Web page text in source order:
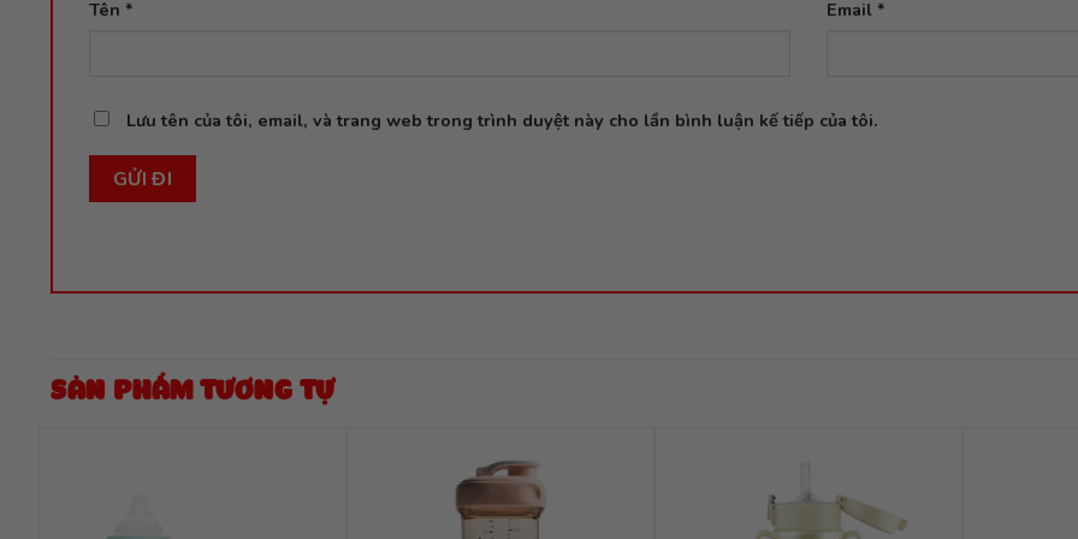
Tên * Email *
Lưu tên của tôi, email, và trang web trong trình duyệt này cho lần bình luận kế tiếp của tôi.
SẢN PHẨM TƯƠNG TỰ